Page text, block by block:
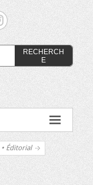
RECHERCH
E
Éditorial